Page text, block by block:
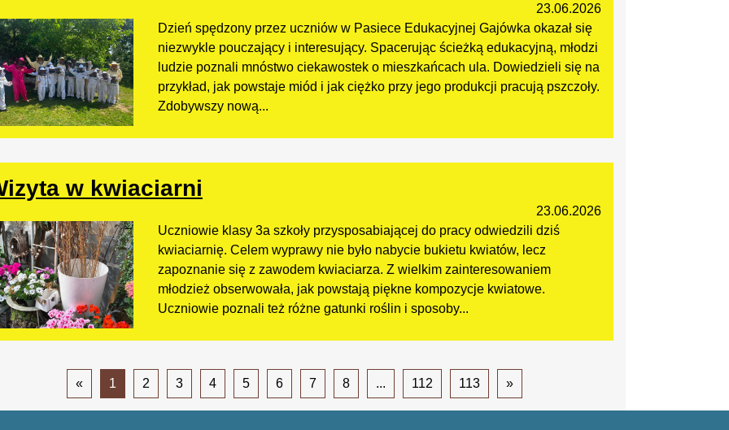
23.06.2026
Dzień spędzony przez uczniów w Pasiece Edukacyjnej Gajówka okazał się
niezwykle pouczający i interesujący. Spacerując ścieżką edukacyjną, młodzi
ludzie poznali mnóstwo ciekawostek o mieszkańcach ula. Dowiedzieli się na
przykład, jak powstaje miód i jak ciężko przy jego produkcji pracują pszczoły.
Zdobywszy nową...
w kwiaciarni
23.06.2026
Uczniowie klasy 3a szkoły przysposabiającej do pracy odwiedzili dziś
kwiaciarnię. Celem wyprawy nie było nabycie bukietu kwiatów, lecz
zapoznanie się z zawodem kwiaciarza. Z wielkim zainteresowaniem
młodzież obserwowała, jak powstają piękne kompozycje kwiatowe.
Uczniowie poznali też różne gatunki roślin i sposoby...
« 1 2 3 4 5 6 7 8 ... 112 113 »